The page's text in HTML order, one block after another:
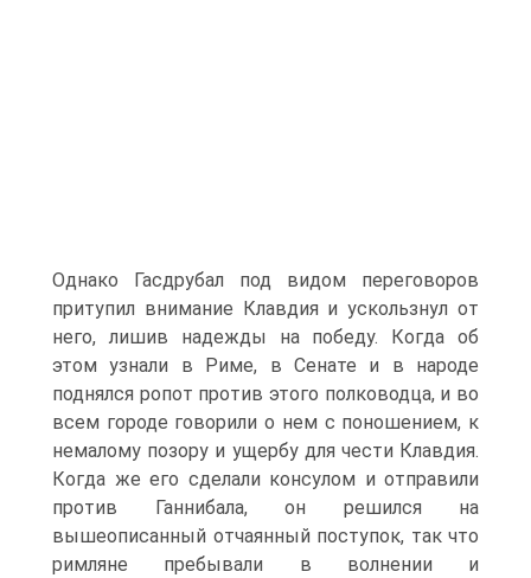
Однако Гасдрубал под видом переговоров
притупил внимание Клавдия и ускользнул от
него, лишив надежды на победу. Когда об
этом узнали в Риме, в Сенате и в народе
поднялся ропот против этого полководца, и во
всем городе говорили о нем с поношением, к
немалому позору и ущербу для чести Клавдия.
Когда же его сделали консулом и отправили
против Ганнибала, он решился на
вышеописанный отчаянный поступок, так что
римляне пребывали в волнении и